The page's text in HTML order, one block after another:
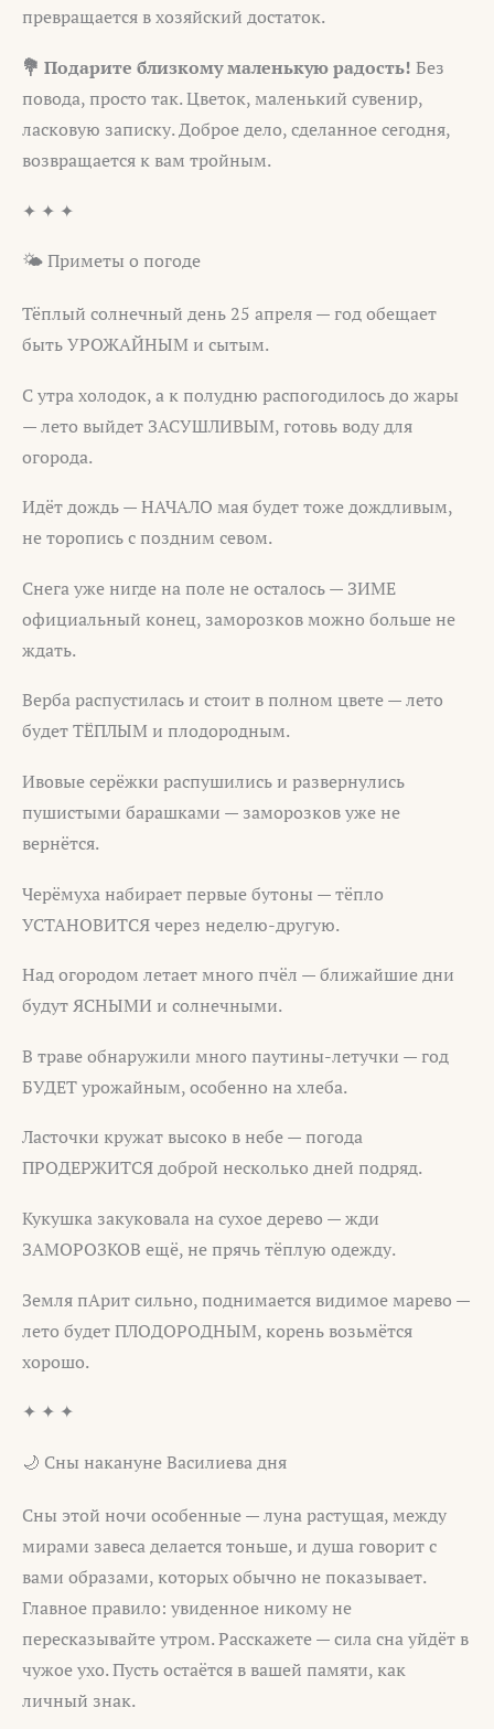
превращается в хозяйский достаток.
💐 Подарите близкому маленькую радость! Без
повода, просто так. Цветок, маленький сувенир,
ласковую записку. Доброе дело, сделанное сегодня,
возвращается к вам тройным.
✦ ✦ ✦
🌤️ Приметы о погоде
Тёплый солнечный день 25 апреля — год обещает
быть УРОЖАЙНЫМ и сытым.
С утра холодок, а к полудню распогодилось до жары
— лето выйдет ЗАСУШЛИВЫМ, готовь воду для
огорода.
Идёт дождь — НАЧАЛО мая будет тоже дождливым,
не торопись с поздним севом.
Снега уже нигде на поле не осталось — ЗИМЕ
официальный конец, заморозков можно больше не
ждать.
Верба распустилась и стоит в полном цвете — лето
будет ТЁПЛЫМ и плодородным.
Ивовые серёжки распушились и развернулись
пушистыми барашками — заморозков уже не
вернётся.
Черёмуха набирает первые бутоны — тёпло
УСТАНОВИТСЯ через неделю-другую.
Над огородом летает много пчёл — ближайшие дни
будут ЯСНЫМИ и солнечными.
В траве обнаружили много паутины-летучки — год
БУДЕТ урожайным, особенно на хлеба.
Ласточки кружат высоко в небе — погода
ПРОДЕРЖИТСЯ доброй несколько дней подряд.
Кукушка закуковала на сухое дерево — жди
ЗАМОРОЗКОВ ещё, не прячь тёплую одежду.
Земля пАрит сильно, поднимается видимое марево —
лето будет ПЛОДОРОДНЫМ, корень возьмётся
хорошо.
✦ ✦ ✦
🌙 Сны накануне Василиева дня
Сны этой ночи особенные — луна растущая, между
мирами завеса делается тоньше, и душа говорит с
вами образами, которых обычно не показывает.
Главное правило: увиденное никому не
пересказывайте утром. Расскажете — сила сна уйдёт в
чужое ухо. Пусть остаётся в вашей памяти, как
личный знак.